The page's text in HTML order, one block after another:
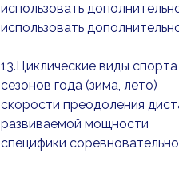
использовать
использовать
13.Циклические виды
сезонов года (зима, лето)
скорости преодоления
развиваемой мощности
специфики